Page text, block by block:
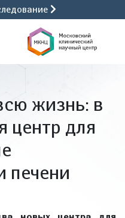
жизнь: в
для
печени